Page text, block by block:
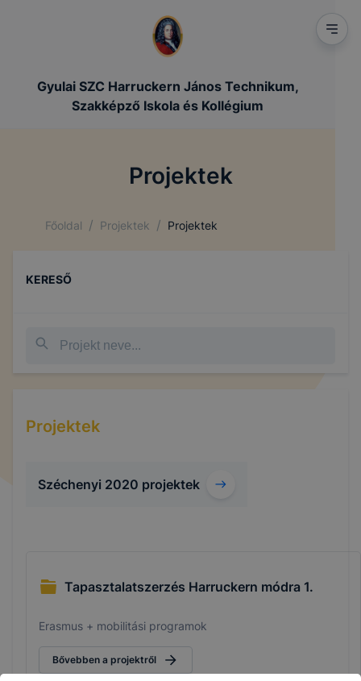
Gyulai SZC Harruckern János Technikum,
Szakképző Iskola és Kollégium
Projektek
Főoldal / Projektek / Projektek
KERESŐ
Projektek
Széchenyi 2020 projektek
Tapasztalatszerzés Harruckern módra 1.
Erasmus + mobilitási programok
Bővebben a projektről